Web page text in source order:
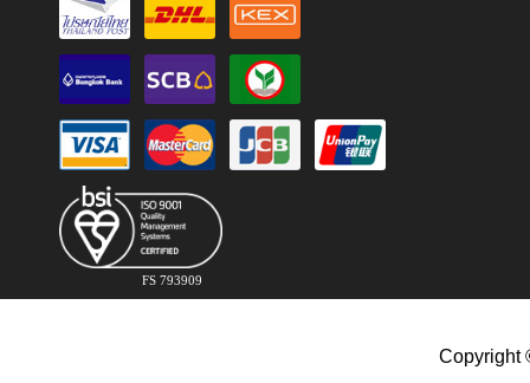
FS 793909
Copyright